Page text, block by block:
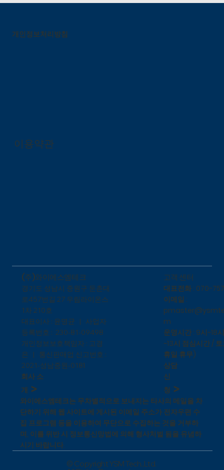
이용약관
개인정보처리방침
와이에스엠테크는 무차별적으로 보내지는 타사의 메일을 차
단하기 위해 웹 사이트에 게시된 이메일 주소가 전자우편 수
집 프로그램 등을 이용하여 무단으로 수집하는 것을 거부하
며, 이를 위반 시 정보통신망법에 의해 형사처벌 됨을 유념하
시기 바랍니다.
(주)와이에스엠테크
​경기도 성남시 중원구 둔촌대
로457번길 27 우림라이온스
1차 210호
대표이사 : 윤명균 | 사업자
등록번호 : 230-81-09498
개인정보보호책임자 : 고경
은 | 통신판매업 신고번호 :
2021-성남중원-0181
회사 소
개 >
​고객 센터
대표전화 : 070-
이메일 :
m
운영시간 : 9시~18
~13시 점심시간 /
휴일 휴무)
상담
신
청 >
© Copyright YSM Tech.,Ltd.